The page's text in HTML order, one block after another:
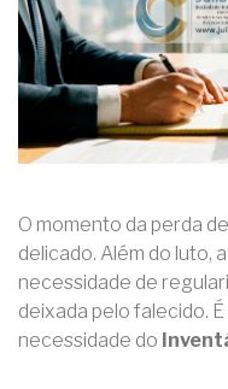
O momento da perda
delicado. Além do luto,
necessidade de
deixada pelo falecido.
necessidade do